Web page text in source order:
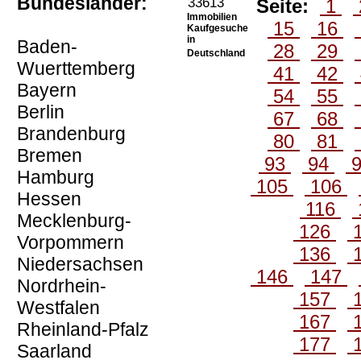
Baden-
Wuerttemberg
Bayern
Berlin
Brandenburg
Bremen
Hamburg
Hessen
Mecklenburg-
Vorpommern
Niedersachsen
Nordrhein-
Westfalen
Rheinland-Pfalz
Saarland
Immobilien
Kaufgesuche
in
Deutschland
Seite: 1
15
16
28
29
41
42
54
55
67
68
80
81
93
94
105
106
116
126
136
146
147
157
167
177